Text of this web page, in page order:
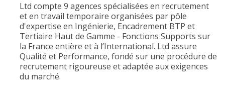
Ltd compte 9 agences spécialisées en recrutement
et en travail temporaire organisées par pôle
d'expertise en Ingénierie, Encadrement BTP et
Tertiaire Haut de Gamme - Fonctions Supports sur
la France entière et à l’International. Ltd assure
Qualité et Performance, fondé sur une procédure de
recrutement rigoureuse et adaptée aux exigences
du marché.